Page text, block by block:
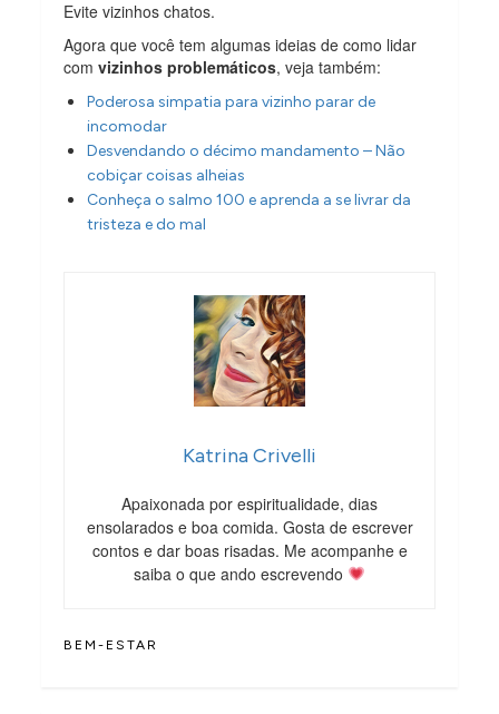
Evite vizinhos chatos.
Agora que você tem algumas ideias de como lidar
comvizinhos problemáticos, veja também:
Poderosa simpatia para vizinho parar de
incomodar
Desvendando o décimo mandamento – Não
cobiçar coisas alheias
Conheça o salmo 100 e aprenda a se livrar da
tristeza e do mal
Katrina Crivelli
Apaixonada por espiritualidade, dias
ensolarados e boa comida. Gosta de escrever
contos e dar boas risadas. Me acompanhe e
saiba o que ando escrevendo
BEM-ESTAR